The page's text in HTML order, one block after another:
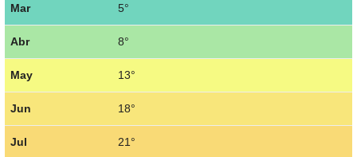
Mar 5°
Abr 8°
May 13°
Jun 18°
Jul 21°